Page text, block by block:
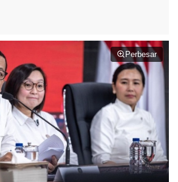
Perbesar